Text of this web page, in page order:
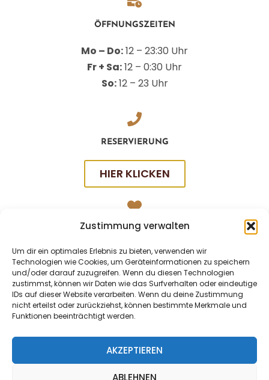
Zustimmung verwalten
Um dir ein optimales Erlebnis zu bieten, verwenden wir
Technologien wie Cookies, um Geräteinformationen zu speichern
und/oder darauf zuzugreifen. Wenn du diesen Technologien
zustimmst, können wir Daten wie das Surfverhalten oder eindeutige
IDs auf dieser Website verarbeiten. Wenn du deine Zustimmung
nicht erteilst oder zurückziehst, können bestimmte Merkmale und
Funktionen beeinträchtigt werden.
AKZEPTIEREN
ABLEHNEN
ÖFFNUNGSZEITEN
Mo – Do:12 – 23:30 Uhr
Fr + Sa:12 – 0:30 Uhr
So:12 – 23 Uhr
RESERVIERUNG
HIER KLICKEN
SOCIAL